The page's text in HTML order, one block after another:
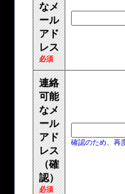
なメ
ール
アド
レス
必須
連絡
可能
なメ
ール
アド
レス
（確
認）
必須
確認のため、再